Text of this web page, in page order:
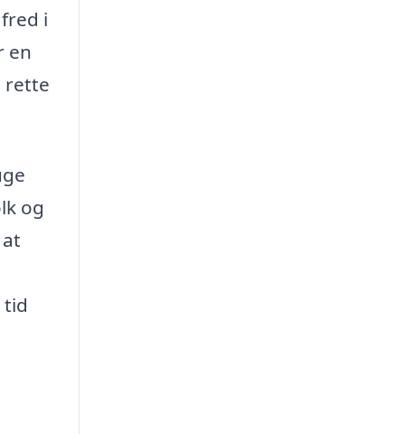
i
en
rette
og
tid